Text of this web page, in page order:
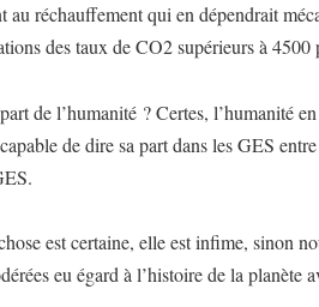
au réchauffement qui en dépendrait
des taux de CO2 supérieurs à 4500
de l’humanité ? Certes, l’humanité
capable de dire sa part dans les GES
est certaine, elle est infime, sinon
eu égard à l’histoire de la planète